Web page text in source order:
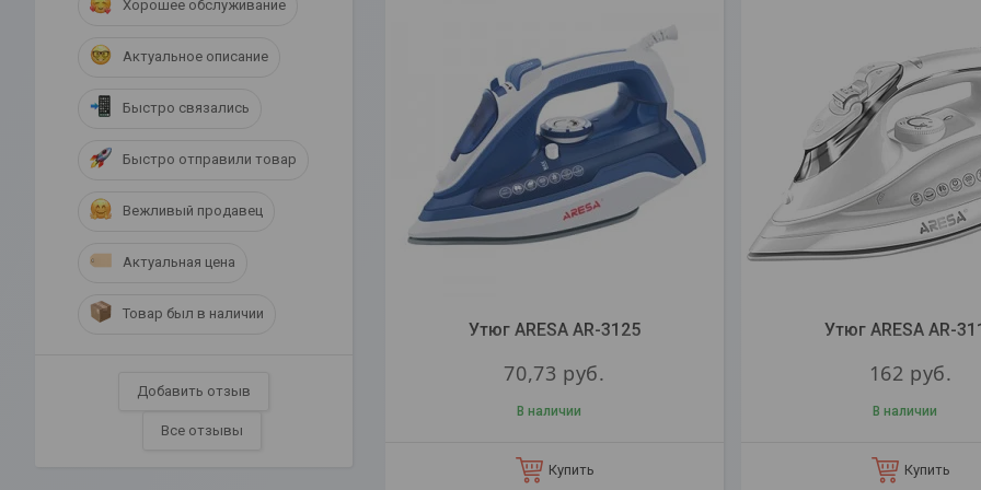
Утюг ARESA AR-3125
70,73 руб.
В наличии
Купить
Утюг ARESA AR-
162 руб.
В наличии
Купить
Хорошее обслуживание
Актуальное описание
Быстро связались
Быстро отправили товар
Вежливый продавец
Актуальная цена
Товар был в наличии
Добавить отзыв
Все отзывы